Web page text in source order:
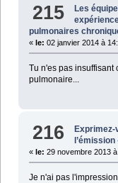
215
Les
pulmonaires
« le: 02 janvier 2014 à
Tu n'es pas
pulmonaire...
216 Exprimez-
« le: 29 novembre 2013
Je n'ai pas